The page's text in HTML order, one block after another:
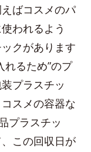
ばコスメのパ
われるよう
クがあります
れるため”のプ
プラスチッ
スメの容器な
プラスチッ
この回収日が